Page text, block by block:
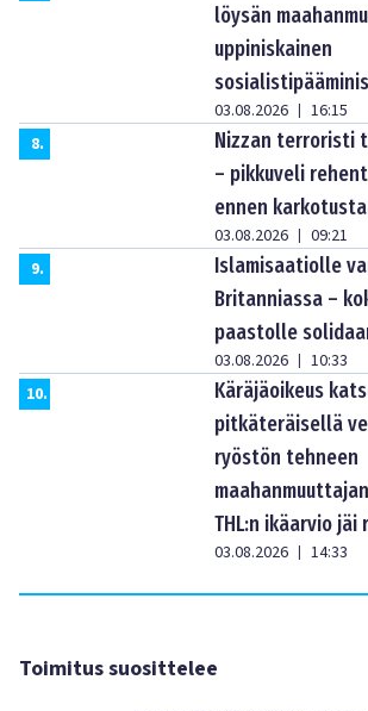
löysän
uppiniskainen
03.08.2026 | 16:15
8.
Nizzan terroristi
– pikkuveli
ennen
03.08.2026 | 09:21
9.
Islamisaatiolle
Britanniassa –
paastolle
03.08.2026 | 10:33
10.
Käräjäoikeus
pitkäteräisellä
ryöstön tehneen
THL:n ikäarvio
03.08.2026 | 14:33
Toimitus suosittelee